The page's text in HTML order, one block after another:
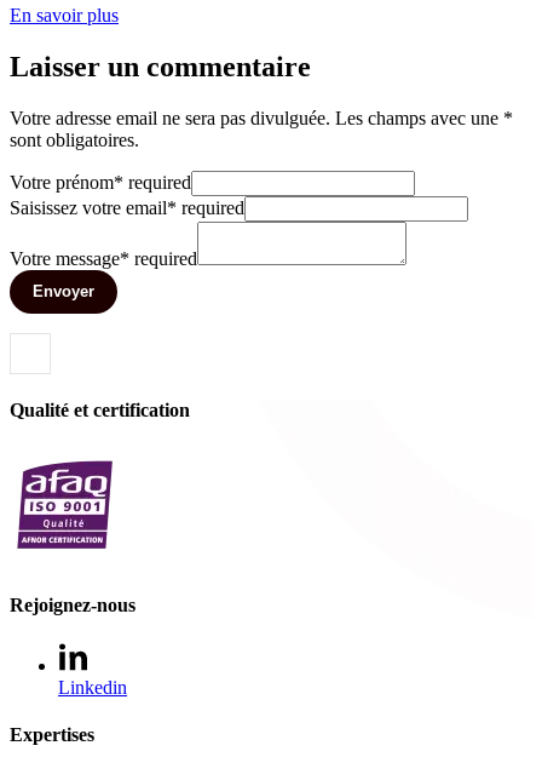
En savoir plus
Laisser un commentaire
Votre adresse email ne sera pas divulguée. Les champs avec une *
sont obligatoires.
Votre prénom* required
Saisissez votre email* required
Votre message* required
Envoyer
Qualité et certification
Rejoignez-nous
Linkedin
Expertises